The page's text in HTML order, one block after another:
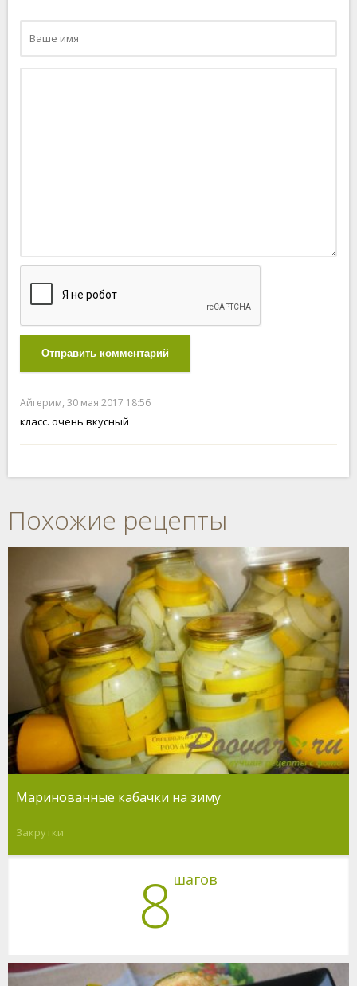
Отправить комментарий
Айгерим, 30 мая 2017 18:56
класс. очень вкусный
Похожие рецепты
Маринованные кабачки на зиму
Закрутки
8 шагов